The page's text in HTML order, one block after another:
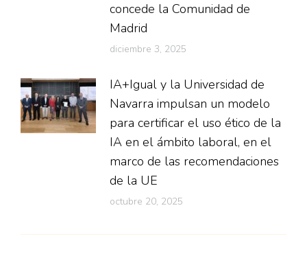
concede la Comunidad de
Madrid
diciembre 3, 2025
IA+Igual y la Universidad de
Navarra impulsan un modelo
para certificar el uso ético de la
IA en el ámbito laboral, en el
marco de las recomendaciones
de la UE
octubre 20, 2025